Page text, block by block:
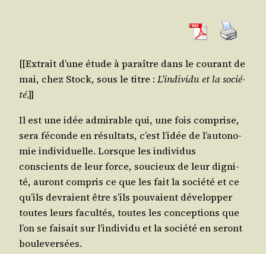
[[Extrait d’une étude à paraître dans le cou­rant de
mai, chez Stock, sous le titre : L’in­di­vi­du et la socié­
té.]]
Il est une idée admi­rable qui, une fois com­prise,
sera féconde en résul­tats, c’est l’i­dée de l’au­to­no­
mie indi­vi­duelle. Lorsque les indi­vi­dus
conscients de leur force, sou­cieux de leur digni­
té, auront com­pris ce que les fait la socié­té et ce
qu’ils devraient être s’ils pou­vaient déve­lop­per
toutes leurs facul­tés, toutes les concep­tions que
l’on se fai­sait sur l’in­di­vi­du et la socié­té en seront
bouleversées.